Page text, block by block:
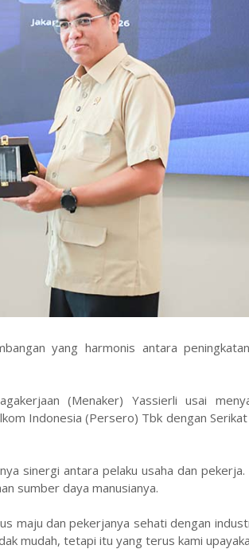
yang harmonis antara
(Menaker) Yassierli usai
Indonesia (Persero) Tbk dengan
sinergi antara pelaku usaha dan
sumber daya manusianya.
maju dan pekerjanya sehati dengan
mudah, tetapi itu yang terus kami